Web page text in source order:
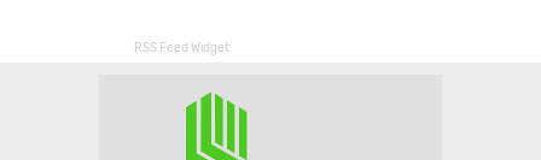
RSS Feed Widget